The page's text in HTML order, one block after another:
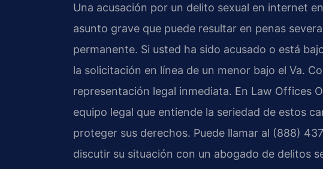
Una acusación por un delito sexual en internet
asunto grave que puede resultar en penas
permanente. Si usted ha sido acusado o está
la solicitación en línea de un menor bajo el Va.
representación legal inmediata. En Law Offices
equipo legal que entiende la seriedad de estos
proteger sus derechos. Puede llamar al (888)
discutir su situación con un abogado de delitos